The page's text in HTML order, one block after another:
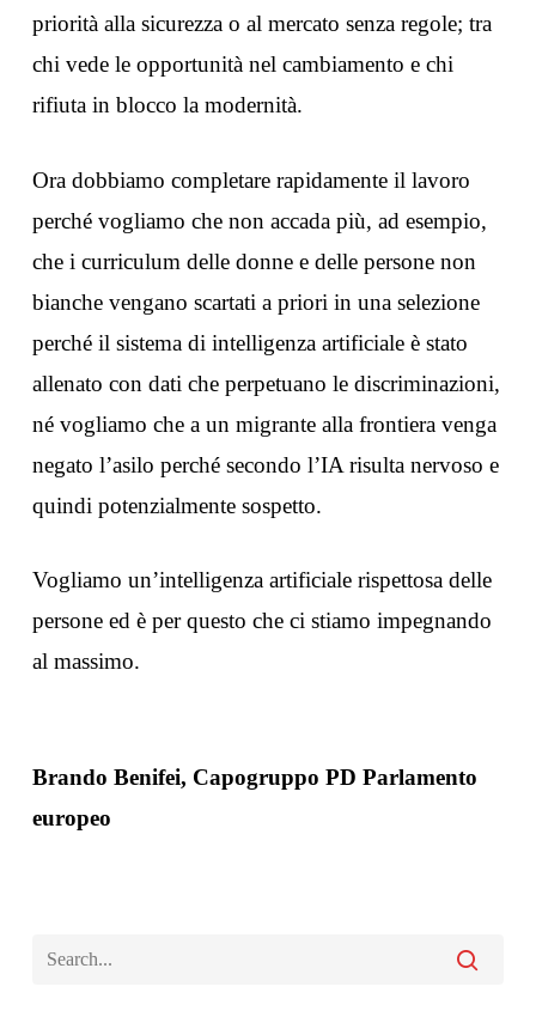
priorità alla sicurezza o al mercato senza regole; tra
chi vede le opportunità nel cambiamento e chi
rifiuta in blocco la modernità.
Ora dobbiamo completare rapidamente il lavoro
perché vogliamo che non accada più, ad esempio,
che i curriculum delle donne e delle persone non
bianche vengano scartati a priori in una selezione
perché il sistema di intelligenza artificiale è stato
allenato con dati che perpetuano le discriminazioni,
né vogliamo che a un migrante alla frontiera venga
negato l’asilo perché secondo l’IA risulta nervoso e
quindi potenzialmente sospetto.
Vogliamo un’intelligenza artificiale rispettosa delle
persone ed è per questo che ci stiamo impegnando
al massimo.
Brando Benifei, Capogruppo PD Parlamento
europeo